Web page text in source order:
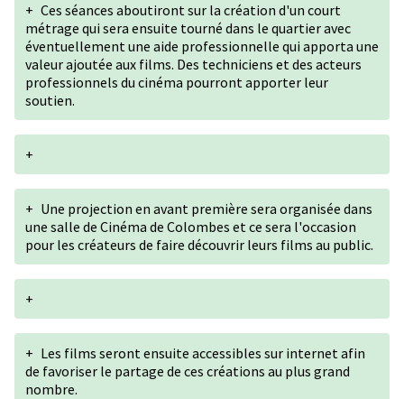
+ Ces séances aboutiront sur la création d'un court
métrage qui sera ensuite tourné dans le quartier avec
éventuellement une aide professionnelle qui apporta une
valeur ajoutée aux films. Des techniciens et des acteurs
professionnels du cinéma pourront apporter leur
soutien.
+
+ Une projection en avant première sera organisée dans
une salle de Cinéma de Colombes et ce sera l'occasion
pour les créateurs de faire découvrir leurs films au public.
+
+ Les films seront ensuite accessibles sur internet afin
de favoriser le partage de ces créations au plus grand
nombre.